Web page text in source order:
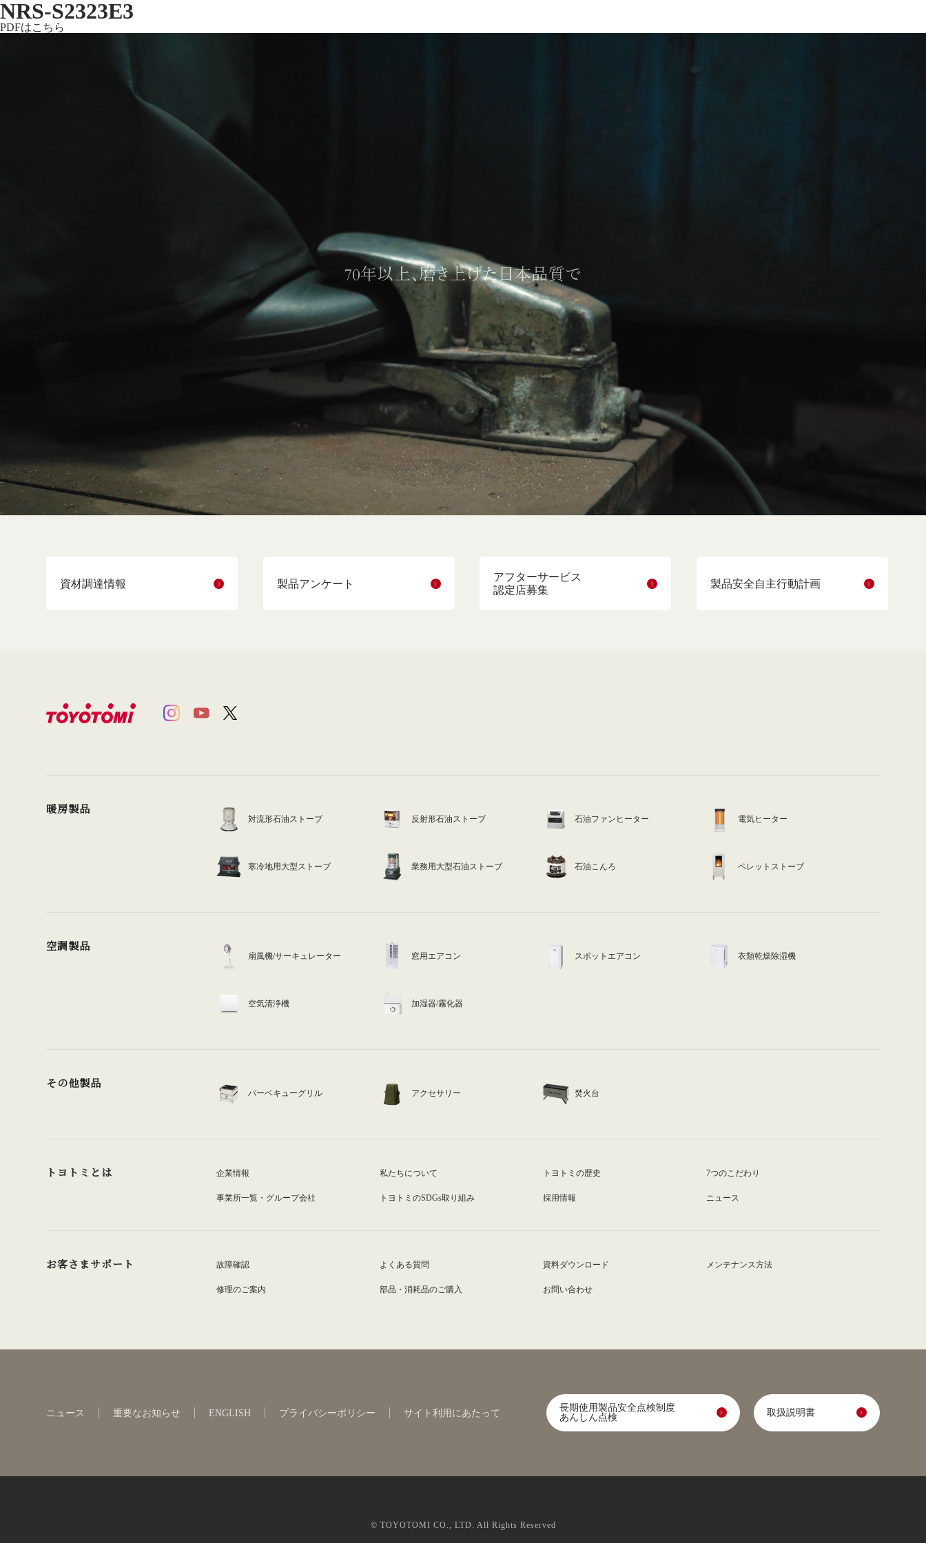
NRS-S2323E3
PDFはこちら
資材調達情報 製品アンケート
アフターサービス
認定店募集
製品安全自主行動計画
暖房製品
対流形石油ストーブ 反射形石油ストーブ 石油ファンヒーター 電気ヒーター
寒冷地用大型ストーブ 業務用大型石油ストーブ 石油こんろ ペレットストーブ
空調製品
扇風機/サーキュレーター 窓用エアコン スポットエアコン 衣類乾燥除湿機
空気清浄機 加湿器/霧化器
その他製品
バーベキューグリル アクセサリー 焚火台
トヨトミとは 企業情報 私たちについて トヨトミの歴史 7つのこだわり
事業所一覧・グループ会社 トヨトミのSDGs取り組み 採用情報 ニュース
お客さまサポート 故障確認 よくある質問 資料ダウンロード メンテナンス方法
修理のご案内 部品・消耗品のご購入 お問い合わせ
ニュース 重要なお知らせ ENGLISH プライバシーポリシー サイト利用にあたって
長期使用製品安全点検制度
あんしん点検
取扱説明書
© TOYOTOMI CO., LTD. All Rights Reserved